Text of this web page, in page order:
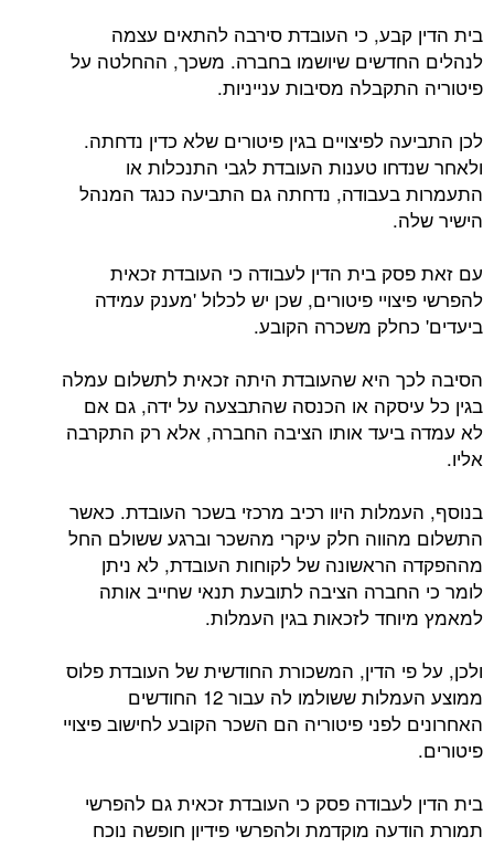
בית הדין קבע, כי העובדת סירבה להתאים עצמה
לנהלים החדשים שיושמו בחברה. משכך, ההחלטה על
פיטוריה התקבלה מסיבות ענייניות.
לכן התביעה לפיצויים בגין פיטורים שלא כדין נדחתה.
ולאחר שנדחו טענות העובדת לגבי התנכלות או
התעמרות בעבודה, נדחתה גם התביעה כנגד המנהל
הישיר שלה.
עם זאת פסק בית הדין לעבודה כי העובדת זכאית
להפרשי פיצויי פיטורים, שכן יש לכלול 'מענק עמידה
ביעדים' כחלק משכרה הקובע.
הסיבה לכך היא שהעובדת היתה זכאית לתשלום עמלה
בגין כל עיסקה או הכנסה שהתבצעה על ידה, גם אם
לא עמדה ביעד אותו הציבה החברה, אלא רק התקרבה
אליו.
בנוסף, העמלות היוו רכיב מרכזי בשכר העובדת. כאשר
התשלום מהווה חלק עיקרי מהשכר וברגע ששולם החל
מההפקדה הראשונה של לקוחות העובדת, לא ניתן
לומר כי החברה הציבה לתובעת תנאי שחייב אותה
למאמץ מיוחד לזכאות בגין העמלות.
ולכן, על פי הדין, המשכורת החודשית של העובדת פלוס
ממוצע העמלות ששולמו לה עבור 12 החודשים
האחרונים לפני פיטוריה הם השכר הקובע לחישוב פיצויי
פיטורים.
בית הדין לעבודה פסק כי העובדת זכאית גם להפרשי
תמורת הודעה מוקדמת ולהפרשי פידיון חופשה נוכח